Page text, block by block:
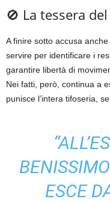
🚫 La tessera
A finire sotto accusa anche
servire per identificare i
garantire libertà di
Nei fatti, però, continua a
punisce l’intera tifoseria,
ESCE